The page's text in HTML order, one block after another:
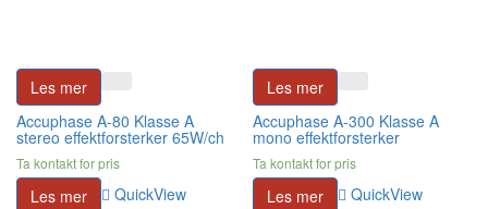
Les mer
Accuphase A-80 Klasse A
stereo effektforsterker 65W/ch
Ta kontakt for pris
Les mer QuickView
Les mer
Accuphase A-300 Klasse A
mono effektforsterker
Ta kontakt for pris
Les mer QuickView